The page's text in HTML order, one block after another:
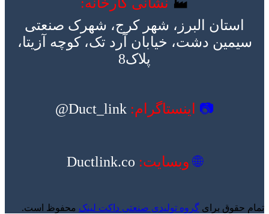
🏭 نشانی کارخانه:
استان البرز، شهر کرج، شهرک صنعتی
سیمین دشت، خیابان آرد تک، کوچه آزیتا،
پلاک8
📷 اینستاگرام:
🌐 وبسایت:
تمام حقوق برای گروه تولیدی صنعتی داکت لینک محفوظ است.